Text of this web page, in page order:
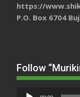
https://
P.O. Box 6704
Follow
Lecteur